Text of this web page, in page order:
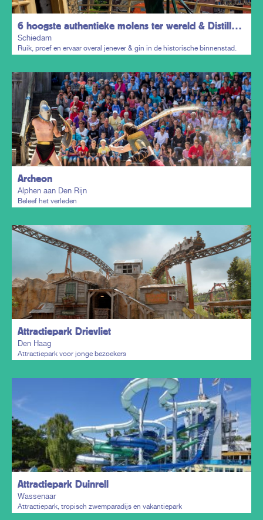
6 hoogste authentieke molens ter wereld & Distillers District
Schiedam
Ruik, proef en ervaar overal jenever & gin in de historische binnenstad.
Plan mijn trip
Archeon
Alphen aan Den Rijn
Beleef het verleden
Plan mijn trip
Attractiepark Drievliet
Den Haag
Attractiepark voor jonge bezoekers
Plan mijn trip
Attractiepark Duinrell
Wassenaar
Attractiepark, tropisch zwemparadijs en vakantiepark